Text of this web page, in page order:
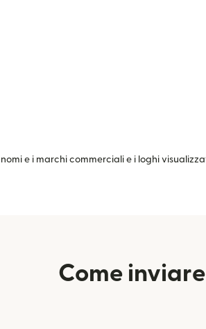
I nomi e i marchi commerciali e i loghi
Come